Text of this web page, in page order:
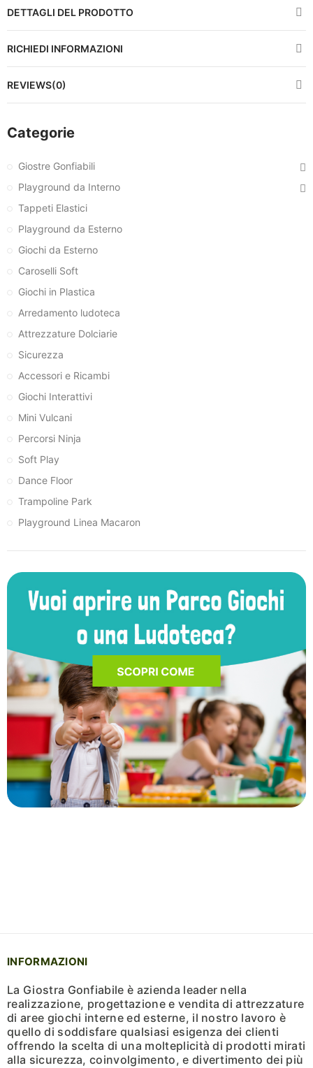
DETTAGLI DEL PRODOTTO
RICHIEDI INFORMAZIONI
REVIEWS(0)
Categorie
Giostre Gonfiabili
Playground da Interno
Tappeti Elastici
Playground da Esterno
Giochi da Esterno
Caroselli Soft
Giochi in Plastica
Arredamento ludoteca
Attrezzature Dolciarie
Sicurezza
Accessori e Ricambi
Giochi Interattivi
Mini Vulcani
Percorsi Ninja
Soft Play
Dance Floor
Trampoline Park
Playground Linea Macaron
INFORMAZIONI
La Giostra Gonfiabile è azienda leader nella
realizzazione, progettazione e vendita di attrezzature
di aree giochi interne ed esterne, il nostro lavoro è
quello di soddisfare qualsiasi esigenza dei clienti
offrendo la scelta di una molteplicità di prodotti mirati
alla sicurezza, coinvolgimento, e divertimento dei più